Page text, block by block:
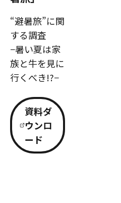
“避暑旅”に関
する調査
−暑い夏は家
族と牛を見に
行くべき!?−
資料ダ
ウンロ
ード